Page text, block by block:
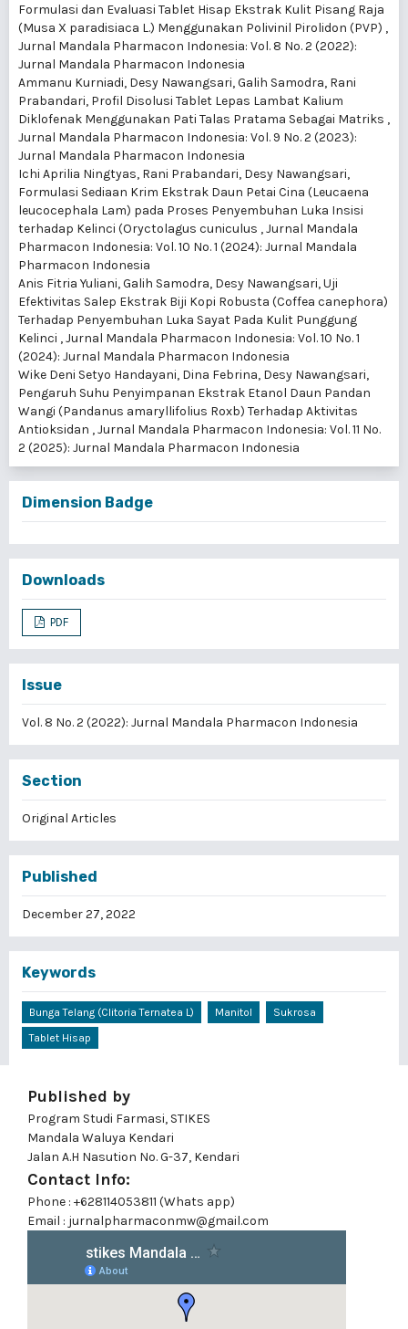
Formulasi dan Evaluasi Tablet Hisap Ekstrak Kulit Pisang Raja
(Musa X paradisiaca L.) Menggunakan Polivinil Pirolidon (PVP) ,
Jurnal Mandala Pharmacon Indonesia: Vol. 8 No. 2 (2022):
Jurnal Mandala Pharmacon Indonesia
Ammanu Kurniadi, Desy Nawangsari, Galih Samodra, Rani
Prabandari, Profil Disolusi Tablet Lepas Lambat Kalium
Diklofenak Menggunakan Pati Talas Pratama Sebagai Matriks ,
Jurnal Mandala Pharmacon Indonesia: Vol. 9 No. 2 (2023):
Jurnal Mandala Pharmacon Indonesia
Ichi Aprilia Ningtyas, Rani Prabandari, Desy Nawangsari,
Formulasi Sediaan Krim Ekstrak Daun Petai Cina (Leucaena
leucocephala Lam) pada Proses Penyembuhan Luka Insisi
terhadap Kelinci (Oryctolagus cuniculus ,Jurnal Mandala
Pharmacon Indonesia: Vol. 10 No. 1 (2024): Jurnal Mandala
Pharmacon Indonesia
Anis Fitria Yuliani, Galih Samodra, Desy Nawangsari,Uji
Efektivitas Salep Ekstrak Biji Kopi Robusta (Coffea canephora)
Terhadap Penyembuhan Luka Sayat Pada Kulit Punggung
Kelinci ,Jurnal Mandala Pharmacon Indonesia: Vol. 10 No. 1
(2024): Jurnal Mandala Pharmacon Indonesia
Wike Deni Setyo Handayani, Dina Febrina, Desy Nawangsari,
Pengaruh Suhu Penyimpanan Ekstrak Etanol Daun Pandan
Wangi (Pandanus amaryllifolius Roxb) Terhadap Aktivitas
Antioksidan ,Jurnal Mandala Pharmacon Indonesia: Vol. 11 No.
2 (2025): Jurnal Mandala Pharmacon Indonesia
Dimension Badge
Downloads
PDF
Issue
Vol. 8 No. 2 (2022): Jurnal Mandala Pharmacon Indonesia
Section
Original Articles
Published
December 27, 2022
Keywords
Bunga Telang (Clitoria Ternatea L) Manitol
Sukrosa
Tablet Hisap
Published by
Program Studi Farmasi, STIKES
Mandala Waluya Kendari
Jalan A.H Nasution No. G-37, Kendari
Contact Info:
Phone : +628114053811 (Whats app)
Email : jurnalpharmaconmw@gmail.com